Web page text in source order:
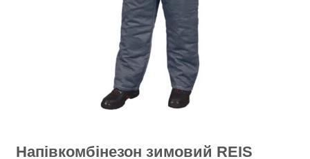
Напівкомбінезон зимовий REIS